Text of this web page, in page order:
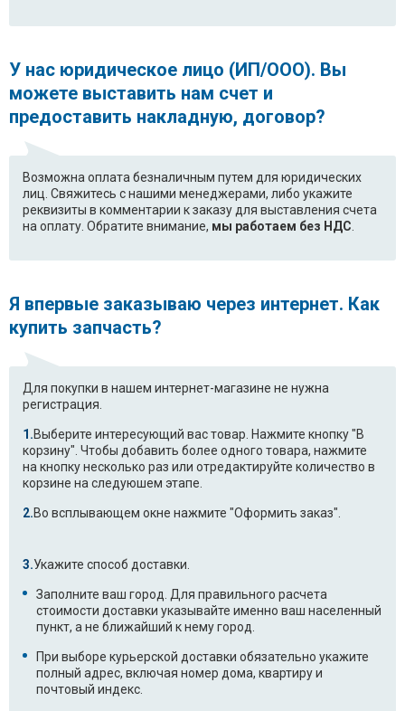
У нас юридическое лицо (ИП/ООО). Вы
можете выставить нам счет и
предоставить накладную, договор?
Возможна оплата безналичным путем для юридических
лиц. Свяжитесь с нашими менеджерами, либо укажите
реквизиты в комментарии к заказу для выставления счета
на оплату. Обратите внимание, мы работаем без НДС.
Я впервые заказываю через интернет. Как
купить запчасть?
Для покупки в нашем интернет-магазине не нужна
регистрация.
Выберите интересующий вас товар. Нажмите кнопку "В
корзину". Чтобы добавить более одного товара, нажмите
на кнопку несколько раз или отредактируйте количество в
корзине на следуюшем этапе.
Во всплывающем окне нажмите "Оформить заказ".
Укажите способ доставки.
Заполните ваш город. Для правильного расчета
стоимости доставки указывайте именно ваш населенный
пункт, а не ближайший к нему город.
При выборе курьерской доставки обязательно укажите
полный адрес, включая номер дома, квартиру и
почтовый индекс.